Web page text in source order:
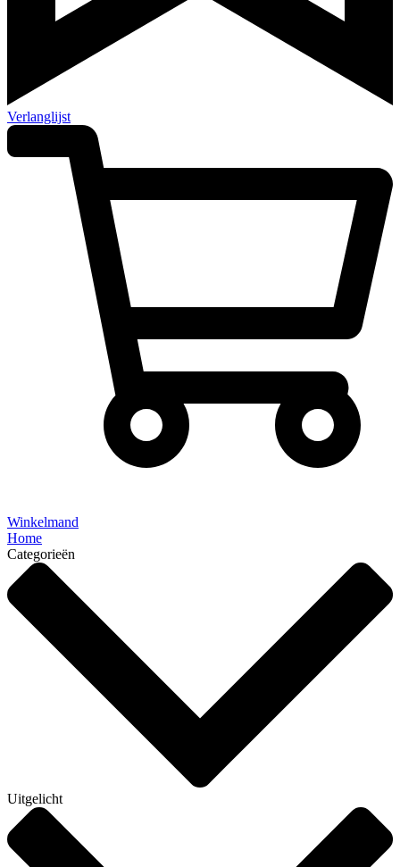
Verlanglijst
Winkelmand
Home
Categorieën
Uitgelicht